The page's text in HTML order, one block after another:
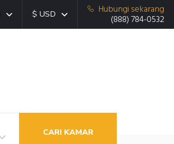
$ USD
Hubungi sekarang
(888) 784-0532
CARI KAMAR